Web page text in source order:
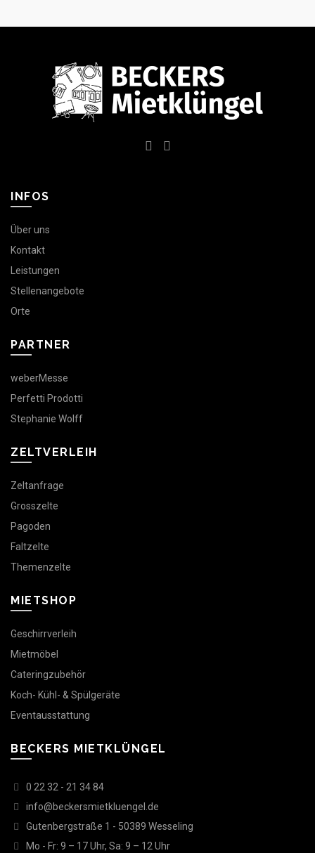
INFOS
Über uns
Kontakt
Leistungen
Stellenangebote
Orte
PARTNER
weberMesse
Perfetti Prodotti
Stephanie Wolff
ZELTVERLEIH
Zeltanfrage
Grosszelte
Pagoden
Faltzelte
Themenzelte
MIETSHOP
Geschirrverleih
Mietmöbel
Cateringzubehör
Koch- Kühl- & Spülgeräte
Eventausstattung
BECKERS MIETKLÜNGEL
0 22 32 - 21 34 84
info@beckersmietkluengel.de
Gutenbergstraße 1 - 50389 Wesseling
Mo - Fr: 9 – 17 Uhr, Sa: 9 – 12 Uhr